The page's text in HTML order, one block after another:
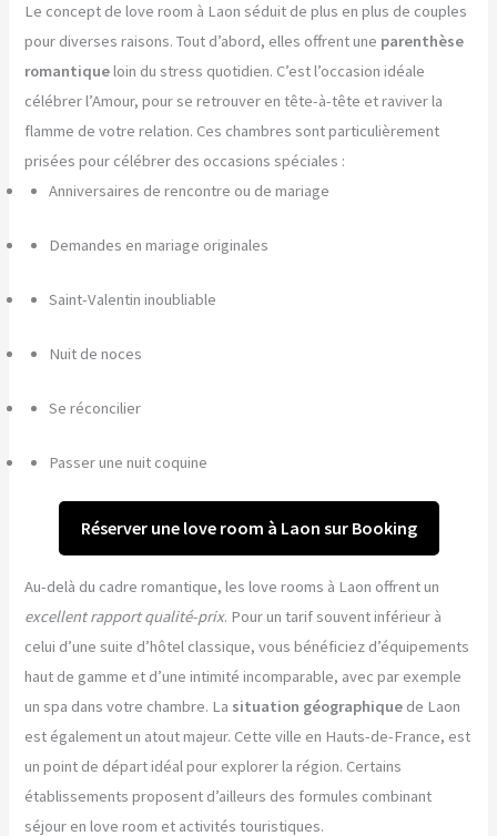
Le concept de love room à Laon séduit de plus en plus de couples
pour diverses raisons. Tout d’abord, elles offrent une parenthèse
romantiqueloin du stress quotidien. C’est l’occasion idéale
célébrer l’Amour, pour se retrouver en tête-à-tête et raviver la
flamme de votre relation. Ces chambres sont particulièrement
prisées pour célébrer des occasions spéciales :
Anniversaires de rencontre ou de mariage
Demandes en mariage originales
Saint-Valentin inoubliable
Nuit de noces
Se réconcilier
Passer une nuit coquine
Réserver une love room à Laon sur Booking
Au-delà du cadre romantique, les love rooms à Laon offrent un
excellent rapport qualité-prix. Pour un tarif souvent inférieur à
celui d’une suite d’hôtel classique, vous bénéficiez d’équipements
haut de gamme et d’une intimité incomparable, avec par exemple
un spa dans votre chambre. La situation géographique de Laon
est également un atout majeur. Cette ville en Hauts-de-France, est
un point de départ idéal pour explorer la région. Certains
établissements proposent d’ailleurs des formules combinant
séjour en love room et activités touristiques.